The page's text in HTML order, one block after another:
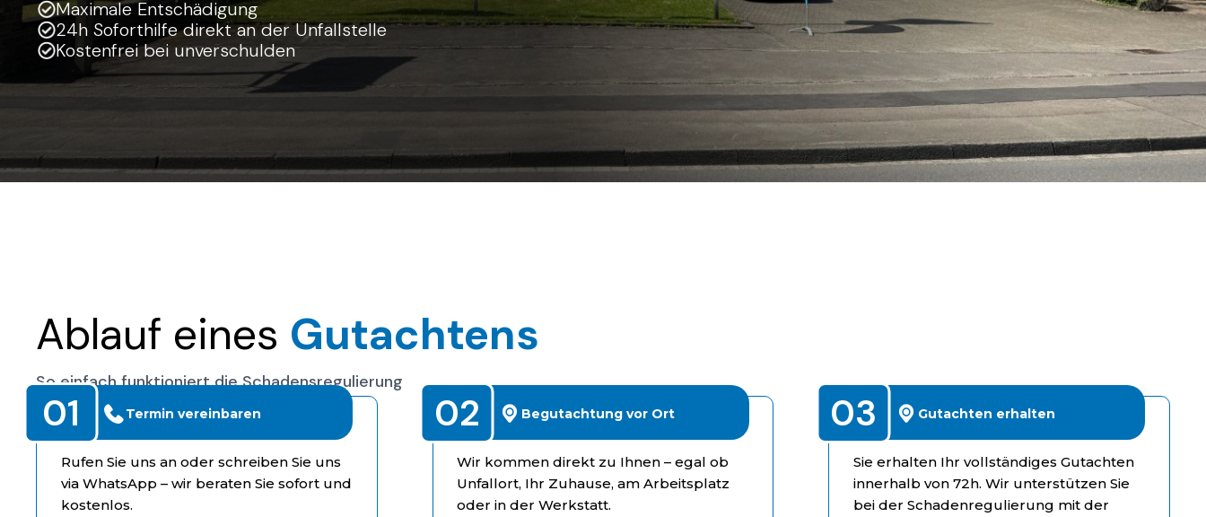
Maximale Entschädigung
24h Soforthilfe direkt an der Unfallstelle
Kostenfrei bei unverschulden
Ablauf eines Gutachtens
So einfach funktioniert die Schadensregulierung
Termin vereinbaren
01
Rufen Sie uns an oder schreiben Sie uns
via WhatsApp – wir beraten Sie sofort und
kostenlos.
Begutachtung vor Ort
02
Wir kommen direkt zu Ihnen – egal ob
Unfallort, Ihr Zuhause, am Arbeitsplatz
oder in der Werkstatt.
03 Gutachten erhalten
Sie erhalten Ihr vollständiges Gutachten
innerhalb von 72h. Wir unterstützen Sie
bei der Schadenregulierung mit der